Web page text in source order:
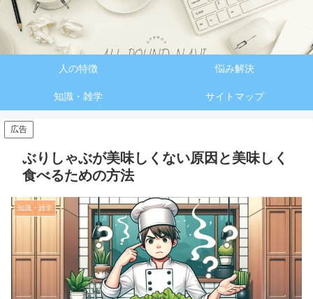
人の特徴 悩み解決
知識・雑学 サイトマップ
広告
ぶりしゃぶが美味しくない原因と美味しく
食べるための方法
知識・雑学